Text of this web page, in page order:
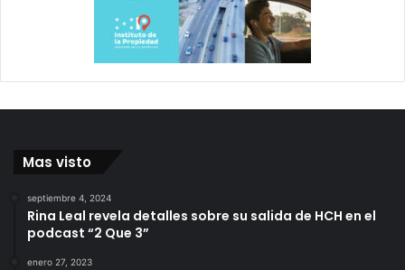
Mas visto
septiembre 4, 2024
Rina Leal revela detalles sobre su salida de HCH en el
podcast “2 Que 3”
enero 27, 2023